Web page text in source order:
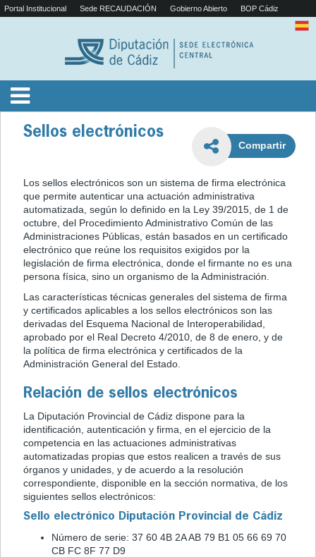
Portal Institucional Sede RECAUDACIÓN Gobierno Abierto BOP Cádiz
Sellos electrónicos
Los sellos electrónicos son un sistema de firma electrónica
que permite autenticar una actuación administrativa
automatizada, según lo definido en la Ley 39/2015, de 1 de
octubre, del Procedimiento Administrativo Común de las
Administraciones Públicas, están basados en un certificado
electrónico que reúne los requisitos exigidos por la
legislación de firma electrónica, donde el firmante no es una
persona física, sino un organismo de la Administración.
Las características técnicas generales del sistema de firma
y certificados aplicables a los sellos electrónicos son las
derivadas del Esquema Nacional de Interoperabilidad,
aprobado por el Real Decreto 4/2010, de 8 de enero, y de
la política de firma electrónica y certificados de la
Administración General del Estado.
Relación de sellos electrónicos
La Diputación Provincial de Cádiz dispone para la
identificación, autenticación y firma, en el ejercicio de la
competencia en las actuaciones administrativas
automatizadas propias que estos realicen a través de sus
órganos y unidades, y de acuerdo a la resolución
correspondiente, disponible en la sección normativa, de los
siguientes sellos electrónicos:
Sello electrónico Diputación Provincial de Cádiz
Número de serie: 37 60 4B 2A AB 79 B1 05 66 69 70
CB FC 8F 77 D9
Compartir